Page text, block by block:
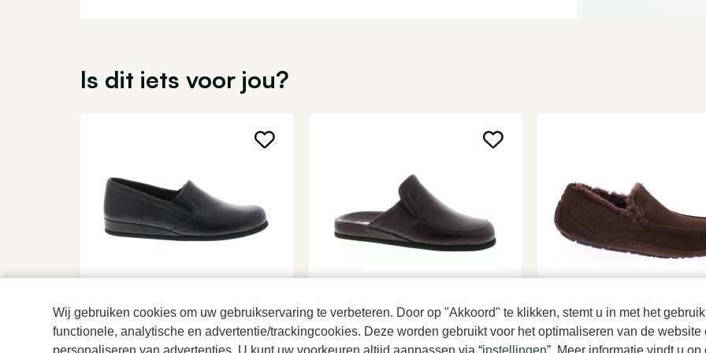
Wij gebruiken cookies om uw gebruikservaring te verbeteren. Door op "Akkoord" te klikken, stemt u in met het
functionele, analytische en advertentie/trackingcookies. Deze worden gebruikt voor het optimaliseren van de website
personaliseren van advertenties. U kunt uw voorkeuren altijd aanpassen via “instellingen”. Meer informatie vindt u
Is dit iets voor jou?
Rohde
Zwarte pantoffels heren
89,95
Rohde
Bordeaux pantoffels heren
79,95
UGG
Bruine pantoffels heren
145,00